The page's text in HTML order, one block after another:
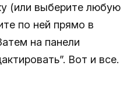
(или выберите любую
по ней прямо в
на панели
Вот и все.